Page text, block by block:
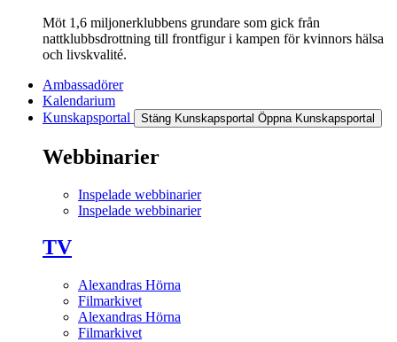
Möt 1,6 miljonerklubbens grundare som gick från
nattklubbsdrottning till frontfigur i kampen för kvinnors hälsa
och livskvalité.
Ambassadörer
Kalendarium
Kunskapsportal
Stäng Kunskapsportal Öppna Kunskapsportal
Webbinarier
Inspelade webbinarier
Inspelade webbinarier
TV
Alexandras Hörna
Filmarkivet
Alexandras Hörna
Filmarkivet